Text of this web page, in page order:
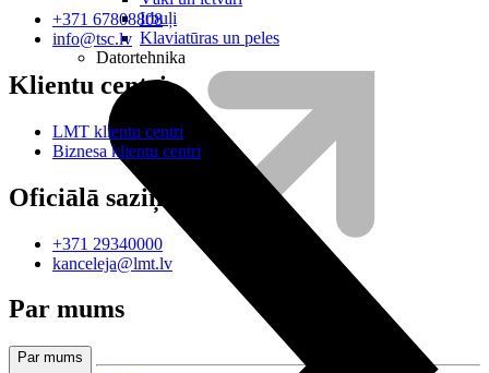
Irbuļi
Klaviatūras un peles
Datortehnika
+371 67808808
info@tsc.lv
Klientu centri
LMT klientu centri
Biznesa klientu centri
Oficiālā saziņa
+371 29340000
kanceleja@lmt.lv
Par mums
Par mums